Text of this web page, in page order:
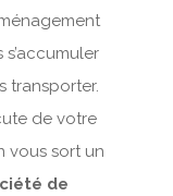
transporter.
de votre
vous sort un
de